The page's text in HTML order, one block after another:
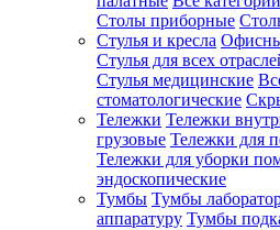
Столы приборные
Стулья и кресла
Стулья для всех
Стулья медицинские
стоматологические
Тележки Тележки
грузовые Тележки для
Тележки для уборки
эндоскопические
Тумбы Тумбы
аппаратуру Тумбы